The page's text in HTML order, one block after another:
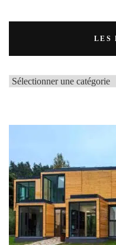
LES
LES